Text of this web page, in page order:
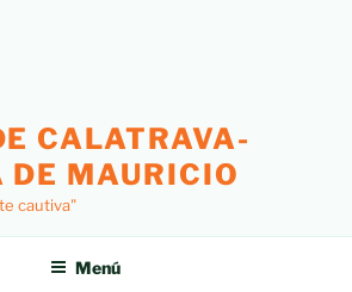
CALATRAVA-
DE MAURICIO
cautiva"
Menú